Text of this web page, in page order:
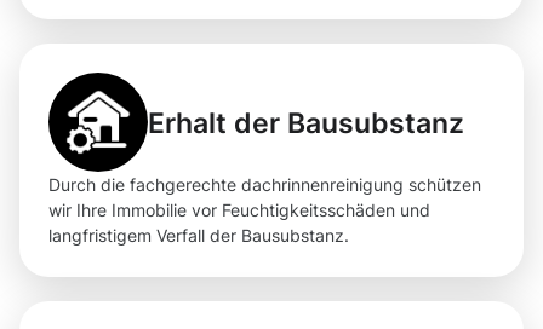
Erhalt der Bausubstanz
Durch die fachgerechte dachrinnenreinigung schützen
wir Ihre Immobilie vor Feuchtigkeitsschäden und
langfristigem Verfall der Bausubstanz.